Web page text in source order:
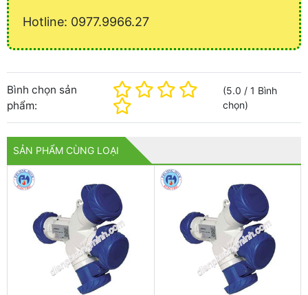
Hotline: 0977.9966.27
Bình chọn sản
phẩm:
(5.0 /1 Bình
chọn)
SẢN PHẨM CÙNG LOẠI